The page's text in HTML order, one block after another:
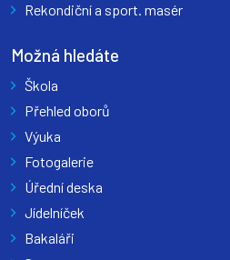
Rekondiční a sport. masér
Možná hledáte
Škola
Přehled oborů
Výuka
Fotogalerie
Úřední deska
Jídelníček
Bakaláři